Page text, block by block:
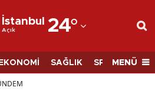
İstanbul
Açık 24°
Adana
Adıyaman
Afyonkarahisar
EKONOMİ SAĞLIK SPORMENÜ